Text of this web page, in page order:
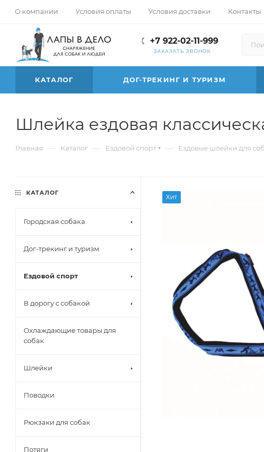
О компании Условия оплаты Условия доставки Контакты
+7 922-02-11-999
ЗАКАЗАТЬ ЗВОНОК
КАТАЛОГ ДОГ-ТРЕКИНГ И ТУРИЗМ
Шлейка ездовая
Главная — Каталог — Ездовой спорт — Ездовые шлейки для
Хит
КАТАЛОГ
Городская собака
Дог-трекинг и туризм
Ездовой спорт
В дорогу с собакой
Охлаждающие товары для
собак
Шлейки
Поводки
Рюкзаки для собак
Потяги